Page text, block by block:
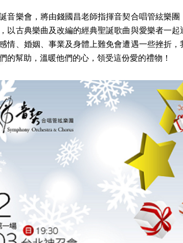
音樂會，將由錢國昌老師指揮音契合唱管絃樂
以古典樂曲及改編的經典聖誕歌曲與愛樂者一
情、婚姻、事業及身體上難免會遭遇一些挫折
的幫助，溫暖他們的心，領受這份愛的禮物！